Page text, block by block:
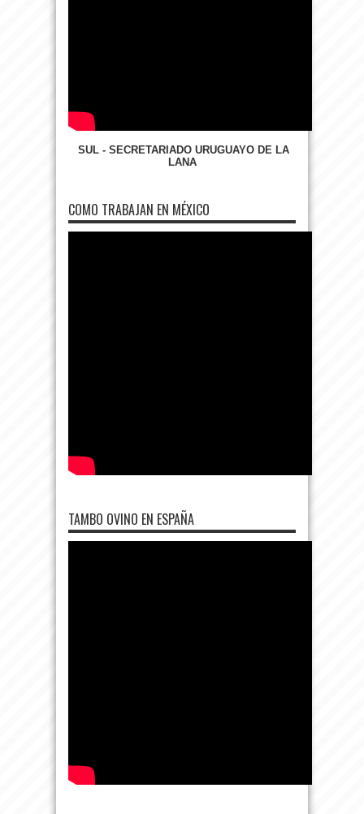
SUL - SECRETARIADO URUGUAYO DE LA
LANA
COMO TRABAJAN EN MÉXICO
TAMBO OVINO EN ESPAÑA